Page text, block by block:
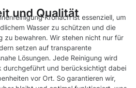
und Qualität
Kronach ist essenziell, um
Wasser zu schützen und die
zu bewahren. Wir stehen nicht nur für
setzen auf transparente
Lösungen. Jede Reinigung wird
durchgeführt und berücksichtigt dabei
vor Ort. So garantieren wir,